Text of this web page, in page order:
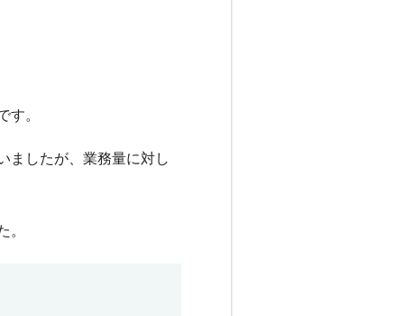
す。
ましたが、業務量に対し
。